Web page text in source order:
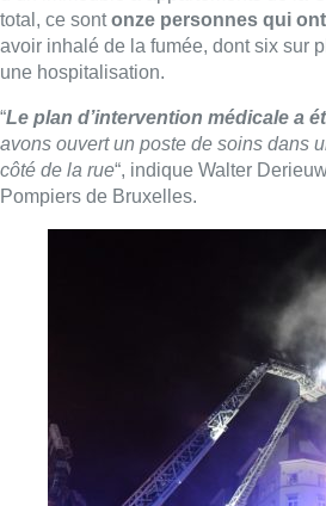
Les pompiers faisaient face à